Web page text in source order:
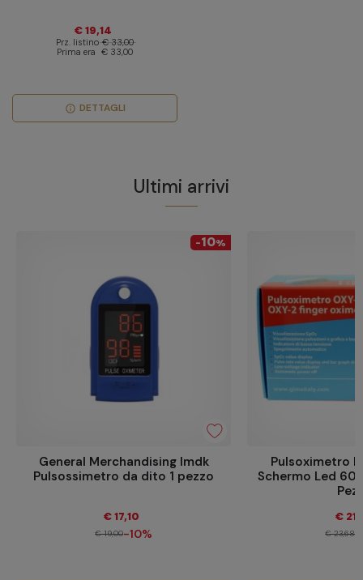
€ 19,14
Prz. listino € 33,00
Prima era € 33,00
info DETTAGLI
Ultimi arrivi
-10%
General Merchandising Imdk
Pulsossimetro da dito 1 pezzo
€ 17,10
€ 19,00-10%
Pulsoximetro
Schermo Led
€
€ 23,68